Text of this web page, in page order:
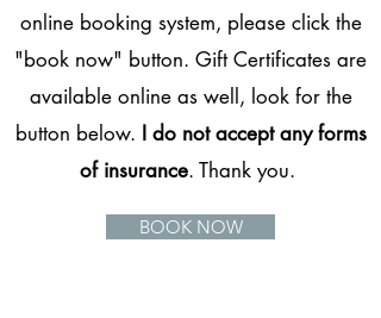
online booking system, please click the
"book now" button. Gift Certificates are
available online as well, look for the
button below. I do not accept any forms
of insurance. Thank you.
BOOK NOW